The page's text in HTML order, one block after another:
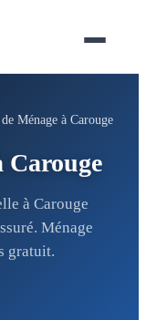
Ménage à Carouge
Carouge
à Carouge
Ménage
gratuit.